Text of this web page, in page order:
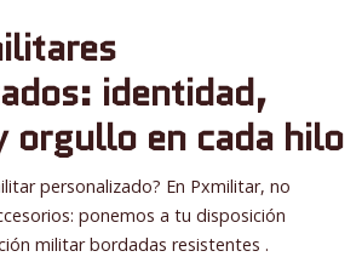
identidad,
orgullo en cada hilo
personalizado? En Pxmilitar, no
ponemos a tu disposición
militar bordadas resistentes .